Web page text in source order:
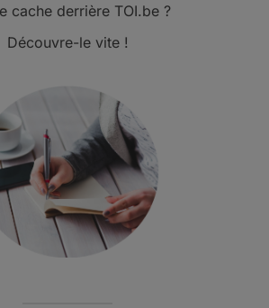
cache derrière TOI.be ?
Découvre-le vite !